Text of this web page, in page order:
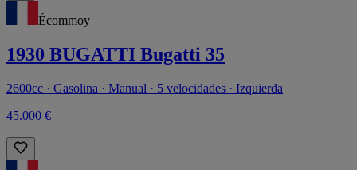
Écommoy
1930 BUGATTI Bugatti 35
2600cc · Gasolina · Manual · 5 velocidades · Izquierda
45.000 €